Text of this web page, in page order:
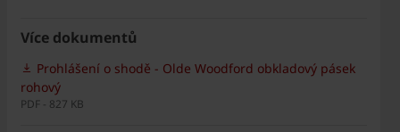
Více dokumentů
Prohlášení o shodě - Olde Woodford obkladový pásek
rohový
PDF - 827 KB